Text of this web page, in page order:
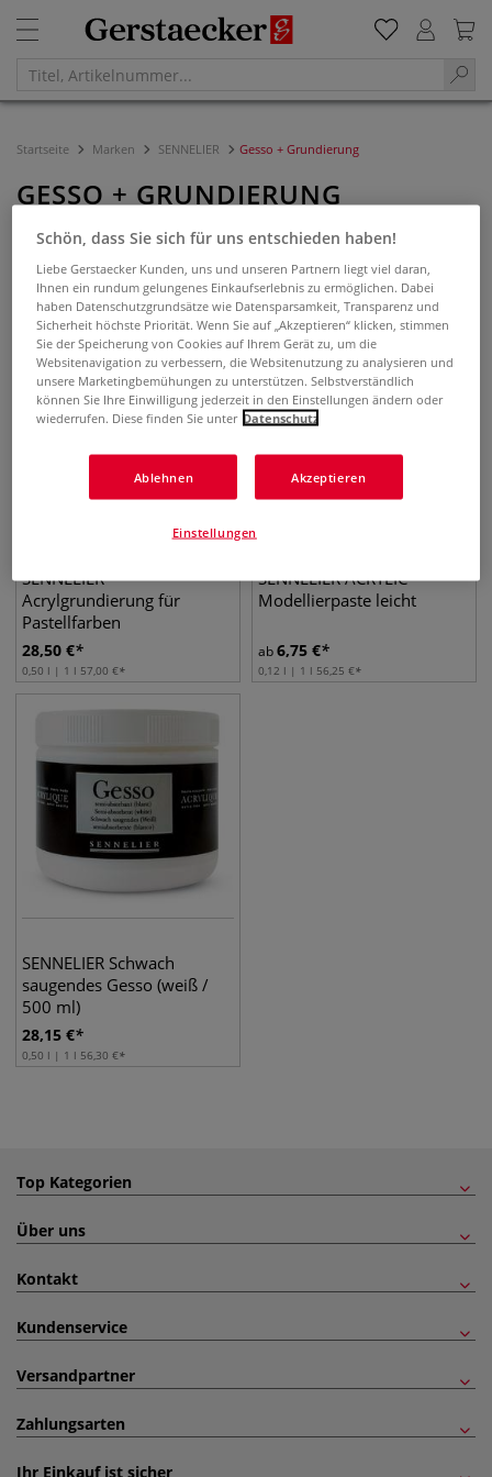
Startseite Marken SENNELIER Gesso + Grundierung
GESSO + GRUNDIERUNG
Filtern & Sortieren
SENNELIER
Acrylgrundierung für
Pastellfarben
28,50 €
0,50 l | 1 l 57,00 €
SENNELIER ACRYLIC
Modellierpaste leicht
ab6,75 €
0,12 l | 1 l 56,25 €
SENNELIER Schwach
saugendes Gesso (weiß /
500 ml)
28,15 €
0,50 l | 1 l 56,30 €
Top Kategorien
Über uns
Kontakt
Kundenservice
Versandpartner
Zahlungsarten
Ihr Einkauf ist sicher
Schön, dass Sie sich für uns entschieden haben!
Liebe Gerstaecker Kunden, uns und unseren Partnern liegt viel daran,
Ihnen ein rundum gelungenes Einkaufserlebnis zu ermöglichen. Dabei
haben Datenschutzgrundsätze wie Datensparsamkeit, Transparenz und
Sicherheit höchste Priorität. Wenn Sie auf „Akzeptieren“ klicken, stimmen
Sie der Speicherung von Cookies auf Ihrem Gerät zu, um die
Websitenavigation zu verbessern, die Websitenutzung zu analysieren und
unsere Marketingbemühungen zu unterstützen. Selbstverständlich
können Sie Ihre Einwilligung jederzeit in den Einstellungen ändern oder
wiederrufen. Diese finden Sie unter Datenschutz
Ablehnen Akzeptieren
Einstellungen